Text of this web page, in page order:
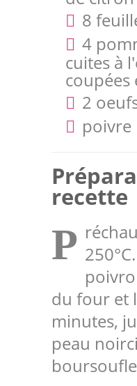
8
4
cuites à
coupées
2
recette
P
du four et
minutes,
peau